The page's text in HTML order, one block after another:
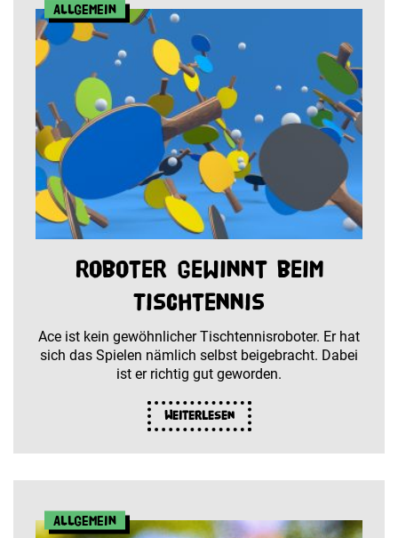
Allgemein
Roboter gewinnt beim
Tischtennis
Ace ist kein gewöhnlicher Tischtennisroboter. Er hat
sich das Spielen nämlich selbst beigebracht. Dabei
ist er richtig gut geworden.
Weiterlesen
Allgemein